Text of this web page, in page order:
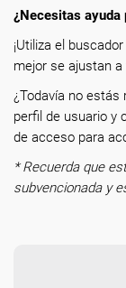
¿Necesitas ayuda
¡Utiliza el
mejor se ajustan
¿Todavía no estás
perfil de usuario y
de acceso para
* Recuerda que
subvencionada y